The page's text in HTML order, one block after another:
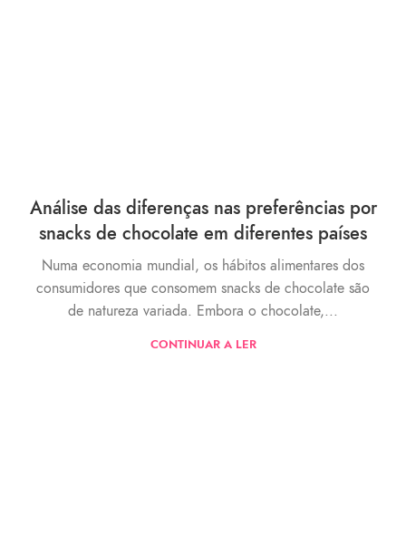
Análise das diferenças nas preferências por
snacks de chocolate em diferentes países
Numa economia mundial, os hábitos alimentares dos
consumidores que consomem snacks de chocolate são
de natureza variada. Embora o chocolate,...
CONTINUAR A LER